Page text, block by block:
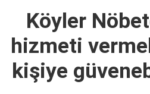
Köyler
hizmeti
kişiye